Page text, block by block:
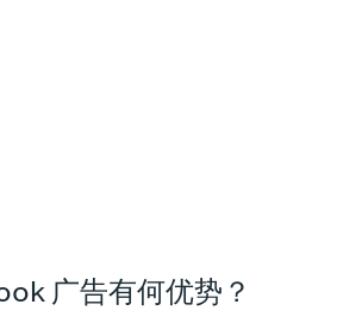
广告有何优势？